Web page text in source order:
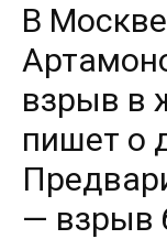
В
взрыв в
пишет о
— взрыв